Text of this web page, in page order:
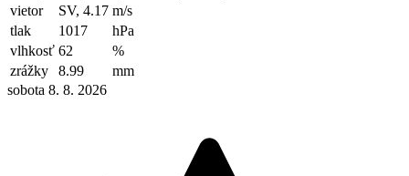
vietor
SV, 4.17 m/s
tlak
1017
hPa
vlhkosť 62
%
zrážky
8.99
mm
sobota 8. 8. 2026